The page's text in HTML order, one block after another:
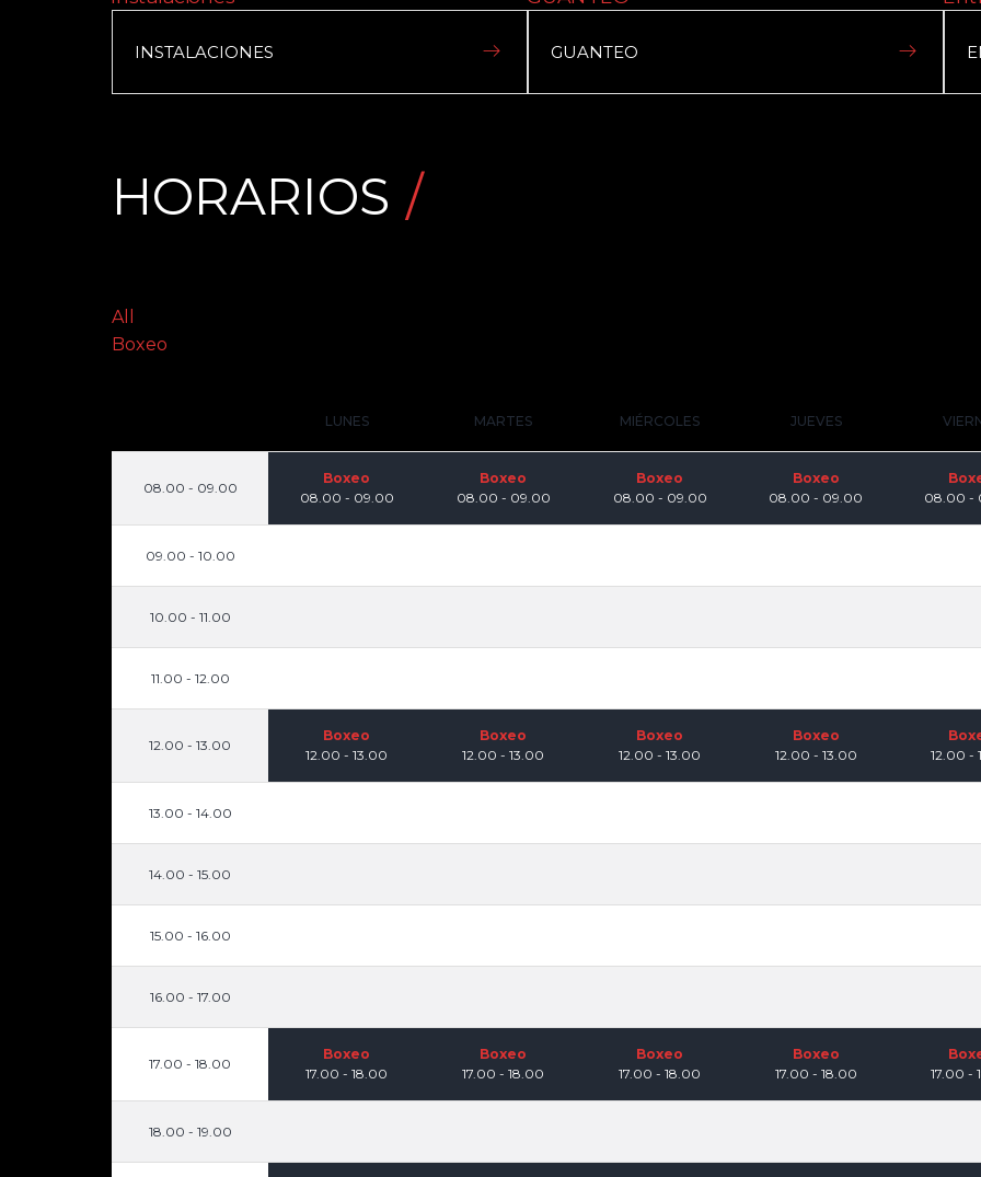
INSTALACIONES GUANTEO
HORARIOS
All
Boxeo
LUNES MARTES MIÉRCOLES JUEVES
08.00 - 09.00
Boxeo
08.00 - 09.00
Boxeo
08.00 - 09.00
Boxeo
08.00 - 09.00
Boxeo
08.00 - 09.00
08.00 -
09.00 - 10.00
10.00 - 11.00
11.00 - 12.00
12.00 - 13.00
Boxeo
12.00 - 13.00
Boxeo
12.00 - 13.00
Boxeo
12.00 - 13.00
Boxeo
12.00 - 13.00
12.00 -
13.00 - 14.00
14.00 - 15.00
15.00 - 16.00
16.00 - 17.00
17.00 - 18.00
Boxeo
17.00 - 18.00
Boxeo
17.00 - 18.00
Boxeo
17.00 - 18.00
Boxeo
17.00 - 18.00
17.00 -
18.00 - 19.00